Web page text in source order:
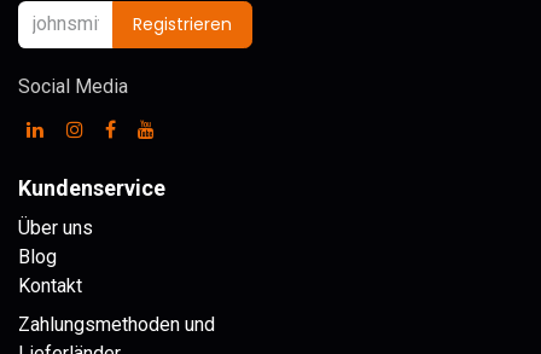
Registrieren
Social Media
Kundenservice
Über uns
Blog
Kontakt
Zahlungsmethoden und